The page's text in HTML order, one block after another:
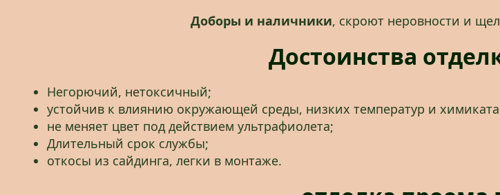
Доборы и наличники, скроют неровности и
Достоинства
Негорючий, нетоксичный;
устойчив к влиянию окружающей среды, низких температур и
не меняет цвет под действием ультрафиолета;
Длительный срок службы;
откосы из сайдинга, легки в монтаже.